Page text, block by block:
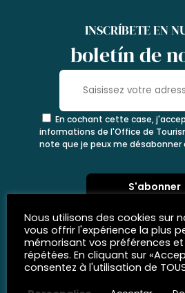
INSCRÍBETE EN
boletín de
En cochant cette case,
informations de l'Office de
note que je peux me
Nous utilisons des cookies sur
vous offrir l'expérience la plus
mémorisant vos préférences et
répétées. En cliquant sur
consentez à l'utilisation de